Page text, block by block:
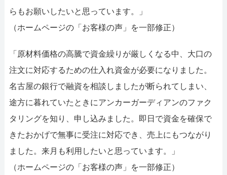
らもお願いしたいと思っています。」
（ホームページの「お客様の声」を一部修正）
「原材料価格の高騰で資金繰りが厳しくなる中、大口の
注文に対応するための仕入れ資金が必要になりました。
名古屋の銀行で融資を相談しましたが断られてしまい、
途方に暮れていたときにアンカーガーディアンのファク
タリングを知り、申し込みました。即日で資金を確保で
きたおかげで無事に受注に対応でき、売上にもつながり
ました。来月も利用したいと思っています。」
（ホームページの「お客様の声」を一部修正）